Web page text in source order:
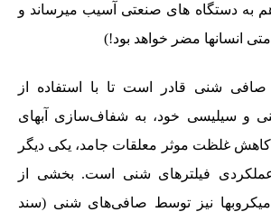
به دستگاه های صنعتی آسیب میرساند و
انسانها مضر خواهد بود!)
صافی شنی قادر است تا با استفاده از
و سیلیسی خود، به شفاف‌سازی آبهای
کاهش غلظت موثر معلقات جامد، یکی دیگر
فیلترهای شنی است. بخشی از
میکروبها نیز توسط صافی‌های شنی (سند